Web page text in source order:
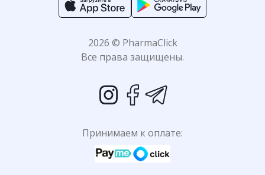
2026 © PharmaClick
Все права защищены.
Принимаем к оплате: